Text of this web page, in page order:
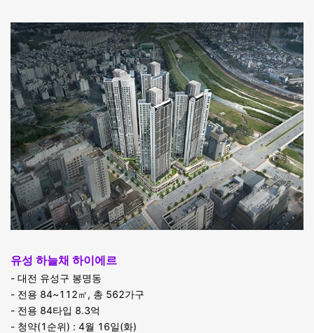
유성 하늘채 하이에르
- 대전 유성구 봉명동
- 전용 84~112㎡, 총 562가구
- 전용 84타입 8.3억
- 청약(1순위) : 4월 16일(화)